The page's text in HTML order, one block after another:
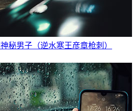
秘男子（逆水寒王彦章枪刺）